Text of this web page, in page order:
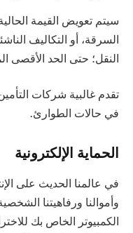
سيتم تعويض القيمة
السرقة، أو التكاليف
النقل؛ حتى الحد الأقصى
تقدم غالبية شركات
في حالات الطوارئ.
الحماية الإلكترونية
في عالمنا الحديث على
وأموالنا ورفاهيتنا
الكمبيوتر الخاص بك